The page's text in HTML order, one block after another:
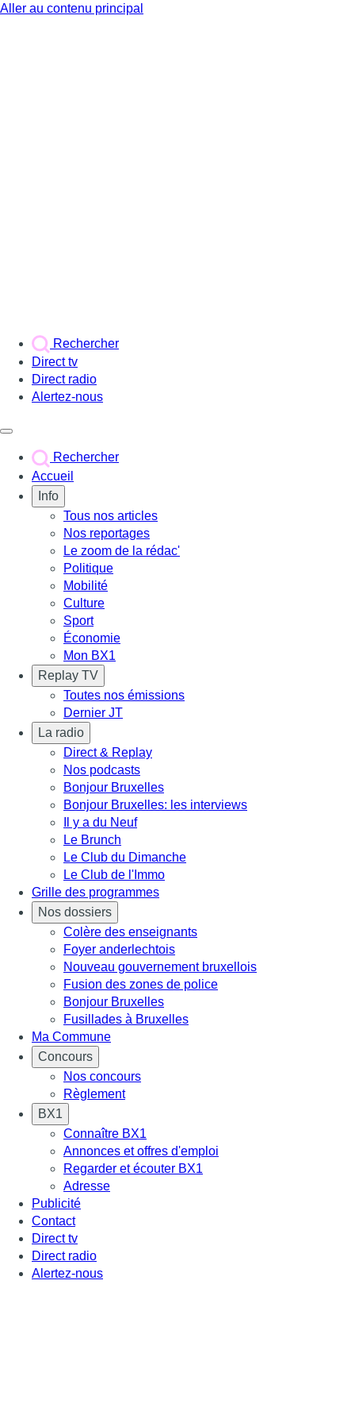
Aller au contenu principal
Rechercher
Direct tv
Direct radio
Alertez-nous
Rechercher
Accueil
Info
Tous nos articles
Nos reportages
Le zoom de la rédac'
Politique
Mobilité
Culture
Sport
Économie
Mon BX1
Replay TV
Toutes nos émissions
Dernier JT
La radio
Direct & Replay
Nos podcasts
Bonjour Bruxelles
Bonjour Bruxelles: les interviews
Il y a du Neuf
Le Brunch
Le Club du Dimanche
Le Club de l'Immo
Grille des programmes
Nos dossiers
Colère des enseignants
Foyer anderlechtois
Nouveau gouvernement bruxellois
Fusion des zones de police
Bonjour Bruxelles
Fusillades à Bruxelles
Ma Commune
Concours
Nos concours
Règlement
BX1
Connaître BX1
Annonces et offres d'emploi
Regarder et écouter BX1
Adresse
Publicité
Contact
Direct tv
Direct radio
Alertez-nous